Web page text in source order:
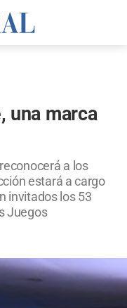
una marca
a los
estará a cargo
invitados los 53
Juegos